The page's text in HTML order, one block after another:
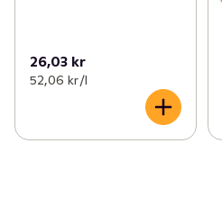
26,03 kr
52,06 kr /l